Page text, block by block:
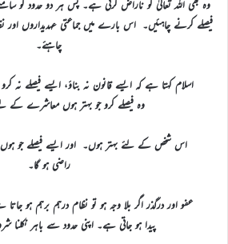
وہ بھی اللہ تعالیٰ کو ناراض کرتی ہے۔ پس ہر دو حدود کو
فیصلے کرنے چاہئیں۔ اس بارے میں جماعتی عہدیداروں اور
چاہئے۔
اسلام کہتا ہے کہ ایسے قانون نہ بناؤ، ایسے فیصلے نہ
وہ فیصلے کرو جو بہتر ہوں معاشرے کے
اس شخص کے لئے بہتر ہوں۔ اور ایسے فیصلے جو
راضی ہو گا۔
عفو اور درگذر اگر بلا وجہ ہو تو نظام درہم برہم ہو
پیدا ہو جاتی ہے۔ اپنی حدود سے باہر نکلنا